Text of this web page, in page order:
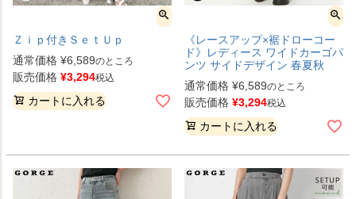
Ｚｉｐ付きＳｅｔＵｐ
通常価格 ¥6,589のところ
販売価格 ¥3,294税込
カートに入れる
《レースアップ×裾ドローコー
ド》レディース ワイドカーゴパ
ンツ サイドデザイン 春夏秋
通常価格 ¥6,589のところ
販売価格 ¥3,294税込
カートに入れる